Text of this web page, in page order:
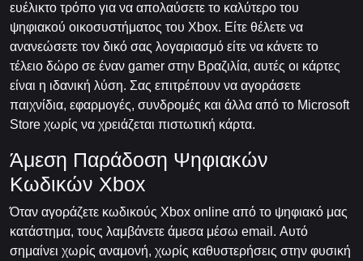
ευέλικτο τρόπο για να απολαύσετε το καλύτερο του
ψηφιακού οικοσυστήματος του Xbox. Είτε θέλετε να
ανανεώσετε τον δικό σας λογαριασμό είτε να κάνετε το
τέλειο δώρο σε έναν gamer στην Βραζιλία, αυτές οι κάρτες
είναι η ιδανική λύση. Σας επιτρέπουν να αγοράσετε
παιχνίδια, εφαρμογές, συνδρομές και άλλα από το Microsoft
Store χωρίς να χρειάζεται πιστωτική κάρτα.
Άμεση Παράδοση Ψηφιακών
Κωδικών Xbox
Όταν αγοράζετε κωδικούς Xbox online από το ψηφιακό μας
κατάστημα, τους λαμβάνετε άμεσα μέσω email. Αυτό
σημαίνει χωρίς αναμονή, χωρίς καθυστερήσεις στην φυσική